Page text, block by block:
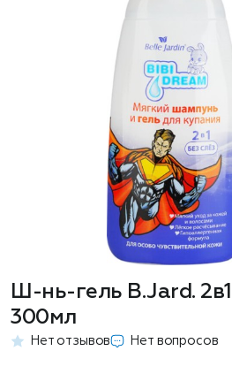
Ш-нь-гель B.Jard.
300мл
Нет отзывов Нет вопросов